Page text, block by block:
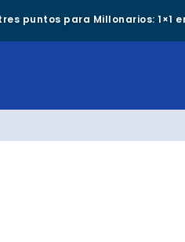
puntos para Millonarios: 1×1